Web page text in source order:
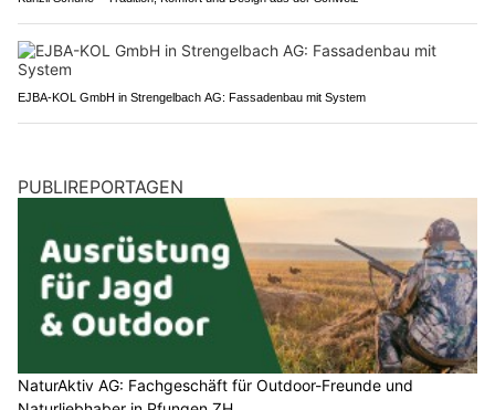
EJBA-KOL GmbH in Strengelbach AG: Fassadenbau mit System
PUBLIREPORTAGEN
NaturAktiv AG: Fachgeschäft für Outdoor-Freunde und